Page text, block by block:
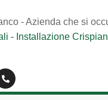
- Azienda che si
- Installazione